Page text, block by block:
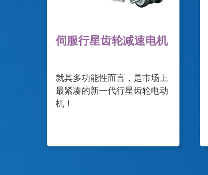
伺服行星齿轮减速电机
就其多功能性而言，是市场上
最紧凑的新一代行星齿轮电动
机！